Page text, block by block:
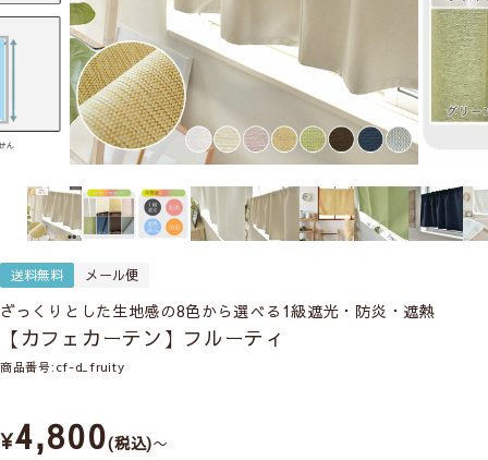
送料無料 メール便
ざっくりとした生地感の8色から選べる1級遮光・防炎・遮熱
【カフェカーテン】フルーティ
商品番号 cf-d_fruity
¥4,800 税込 〜